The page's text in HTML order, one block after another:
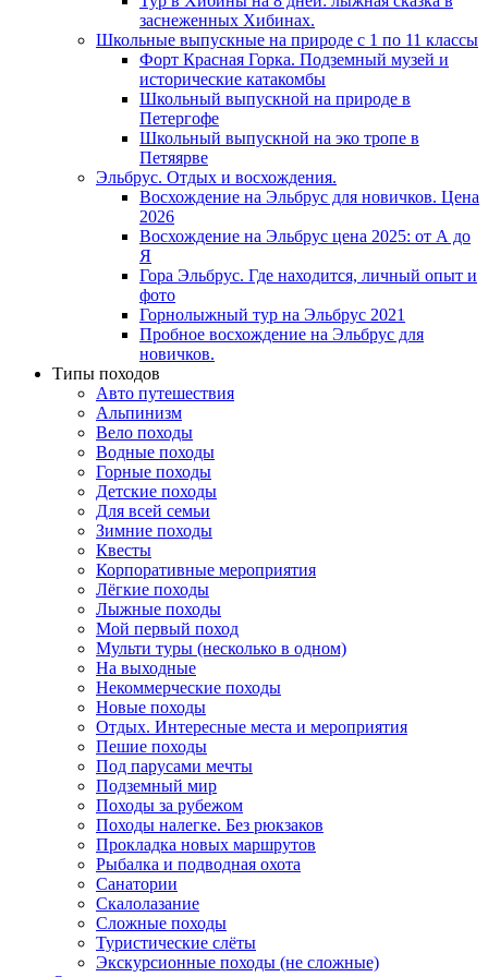
заснеженных Хибинах.
Школьные выпускные на природе с 1 по 11 классы
Форт Красная Горка. Подземный музей и
исторические катакомбы
Школьный выпускной на природе в
Петергофе
Школьный выпускной на эко тропе в
Петяярве
Эльбрус. Отдых и восхождения.
Восхождение на Эльбрус для новичков. Цена
2026
Восхождение на Эльбрус цена 2025: от А до
Я
Гора Эльбрус. Где находится, личный опыт и
фото
Горнолыжный тур на Эльбрус 2021
Пробное восхождение на Эльбрус для
новичков.
Типы походов
Авто путешествия
Альпинизм
Вело походы
Водные походы
Горные походы
Детские походы
Для всей семьи
Зимние походы
Квесты
Корпоративные мероприятия
Лёгкие походы
Лыжные походы
Мой первый поход
Мульти туры (несколько в одном)
На выходные
Некоммерческие походы
Новые походы
Отдых. Интересные места и мероприятия
Пешие походы
Под парусами мечты
Подземный мир
Походы за рубежом
Походы налегке. Без рюкзаков
Прокладка новых маршрутов
Рыбалка и подводная охота
Санатории
Скалолазание
Сложные походы
Туристические слёты
Экскурсионные походы (не сложные)